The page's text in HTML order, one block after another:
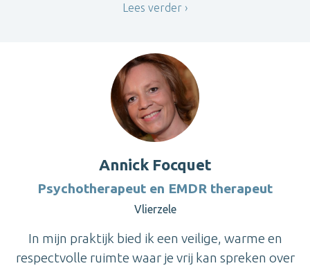
Lees verder
Annick Focquet
Psychotherapeut en EMDR therapeut
Vlierzele
In mijn praktijk bied ik een veilige, warme en
respectvolle ruimte waar je vrij kan spreken over